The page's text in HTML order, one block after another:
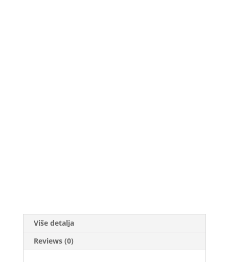
Više detalja
Reviews (0)